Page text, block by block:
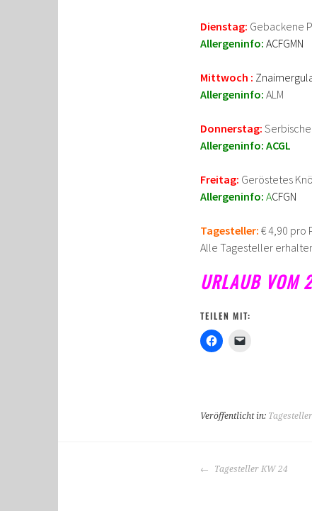
Dienstag: Gebackene
Allergeninfo: ACFGMN
Mittwoch :
Allergeninfo: ALM
Donnerstag:
Allergeninfo: ACGL
Freitag: Geröstetes
Allergeninfo: ACFGN
Tagesteller: € 4,90 pro
Alle Tagesteller
URLAUB
TEILEN MIT:
Veröffentlicht in: Tagesteller
BEITRAGS-
Tagesteller KW 24